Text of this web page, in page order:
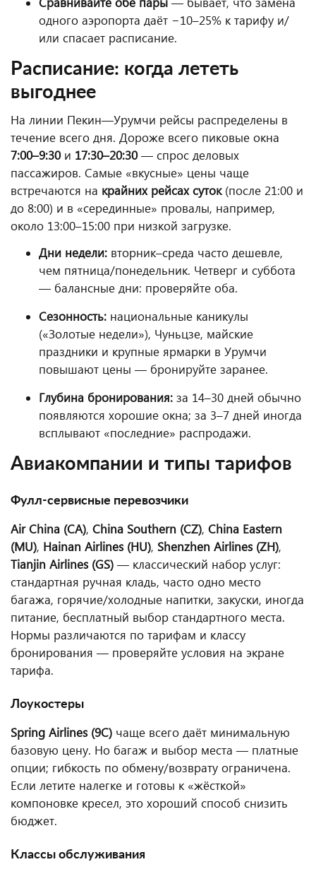
одного аэропорта даёт −10–25% к тарифу и/
или спасает расписание.
Расписание: когда лететь
выгоднее
На линии Пекин—Урумчи рейсы распределены в
течение всего дня. Дороже всего пиковые окна
7:00–9:30и 17:30–20:30— спрос деловых
пассажиров. Самые «вкусные» цены чаще
встречаются на крайних рейсах суток(после 21:00 и
до 8:00) и в «серединные» провалы, например,
около 13:00–15:00 при низкой загрузке.
Дни недели: вторник–среда часто дешевле,
чем пятница/понедельник. Четверг и суббота
— балансные дни: проверяйте оба.
Сезонность: национальные каникулы
(«Золотые недели»), Чуньцзе, майские
праздники и крупные ярмарки в Урумчи
повышают цены — бронируйте заранее.
Глубина бронирования: за 14–30 дней обычно
появляются хорошие окна; за 3–7 дней иногда
всплывают «последние» распродажи.
Авиакомпании и типы тарифов
Фулл-сервисные перевозчики
Air China (CA), China Southern (CZ), China Eastern
(MU), Hainan Airlines (HU), Shenzhen Airlines (ZH),
Tianjin Airlines (GS) — классический набор услуг:
стандартная ручная кладь, часто одно место
багажа, горячие/холодные напитки, закуски, иногда
питание, бесплатный выбор стандартного места.
Нормы различаются по тарифам и классу
бронирования — проверяйте условия на экране
тарифа.
Лоукостеры
Spring Airlines (9C) чаще всего даёт минимальную
базовую цену. Но багаж и выбор места — платные
опции; гибкость по обмену/возврату ограничена.
Если летите налегке и готовы к «жёсткой»
компоновке кресел, это хороший способ снизить
бюджет.
Классы обслуживания